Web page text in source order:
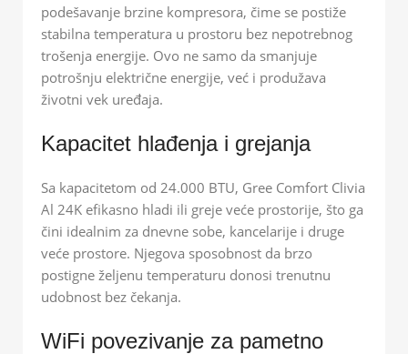
podešavanje brzine kompresora, čime se postiže
stabilna temperatura u prostoru bez nepotrebnog
trošenja energije. Ovo ne samo da smanjuje
potrošnju električne energije, već i produžava
životni vek uređaja.
Kapacitet hlađenja i grejanja
Sa kapacitetom od 24.000 BTU, Gree Comfort Clivia
Al 24K efikasno hladi ili greje veće prostorije, što ga
čini idealnim za dnevne sobe, kancelarije i druge
veće prostore. Njegova sposobnost da brzo
postigne željenu temperaturu donosi trenutnu
udobnost bez čekanja.
WiFi povezivanje za pametno